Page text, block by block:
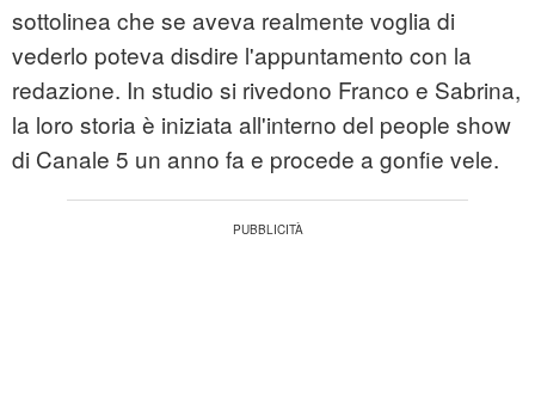
sottolinea che se aveva realmente voglia di
vederlo poteva disdire l'appuntamento con la
redazione. In studio si rivedono Franco e Sabrina,
la loro storia è iniziata all'interno del people show
di Canale 5 un anno fa e procede a gonfie vele.